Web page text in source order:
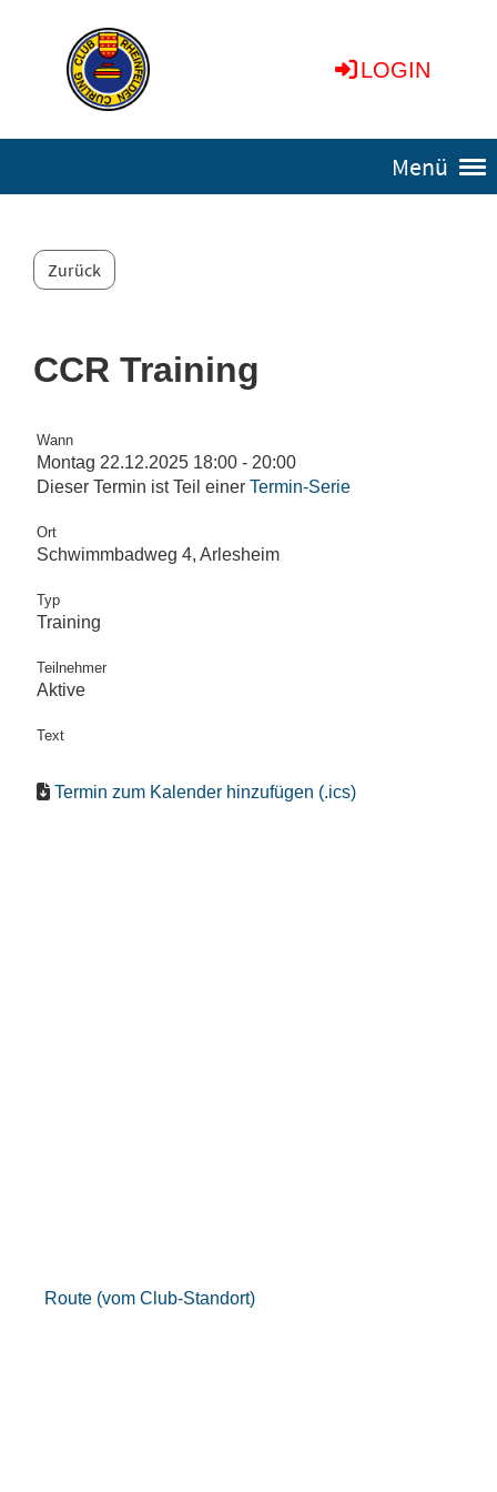
LOGIN
Menü
Zurück
CCR Training
Wann
Montag 22.12.2025 18:00 - 20:00
Dieser Termin ist Teil einer Termin-Serie
Ort
Schwimmbadweg 4, Arlesheim
Typ
Training
Teilnehmer
Aktive
Text
Termin zum Kalender hinzufügen (.ics)
Route (vom Club-Standort)